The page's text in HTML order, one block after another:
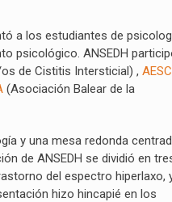
a los estudiantes de
psicológico. ANSEDH
de Cistitis Intersticial) ,
(Asociación Balear de la
y una mesa redonda
de ANSEDH se dividió en
del espectro hiperlaxo,
hizo hincapié en los